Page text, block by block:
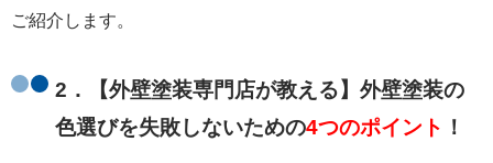
ご紹介します。
2．【外壁塗装専門店が教える】外壁塗装の
色選びを失敗しないための4つのポイント ！